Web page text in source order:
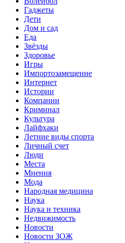
Гаджеты
Дети
Дом и сад
Еда
Звёзды
Здоровье
Игры
Импортозамещение
Интернет
Истории
Компании
Криминал
Культура
Лайфхаки
Летние виды спорта
Личный счет
Люди
Места
Мнения
Мода
Народная медицина
Наука
Наука и техника
Недвижимость
Новости
Новости ЗОЖ